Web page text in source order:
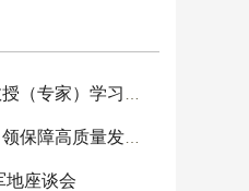
地座谈会